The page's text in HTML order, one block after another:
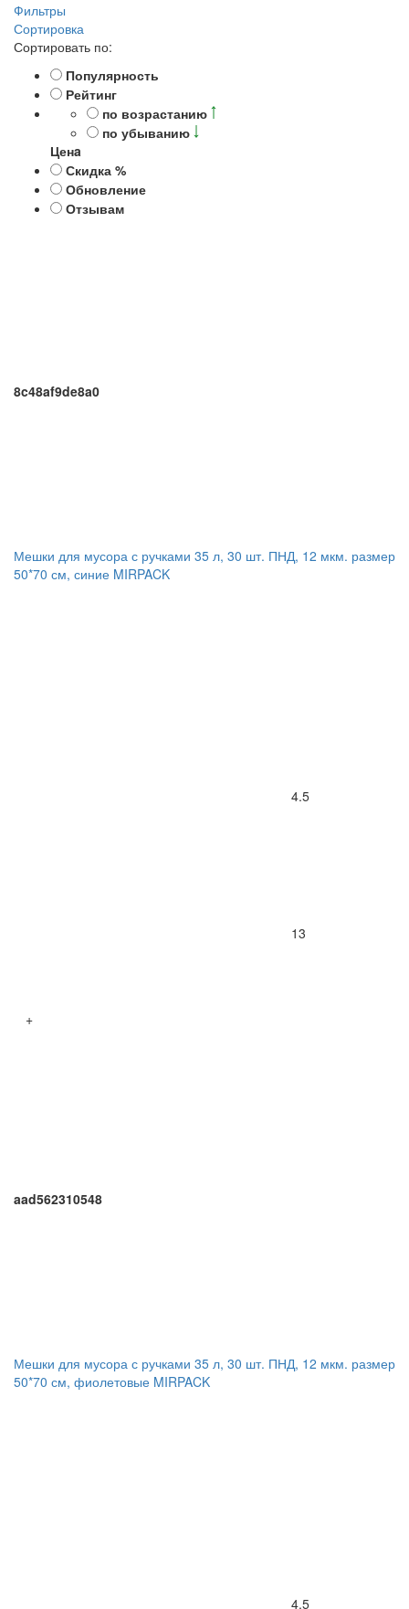
Фильтры
Сортировка
Сортировать по:
Популярность
Рейтинг
по возрастанию
по убыванию
Ценa
Скидка %
Обновление
Отзывам
8c48af9de8a0
Мешки для мусора с ручками 35 л, 30 шт. ПНД, 12 мкм. размер
50*70 см, синие MIRPACK
4.5
13
+
aad562310548
Мешки для мусора с ручками 35 л, 30 шт. ПНД, 12 мкм. размер
50*70 см, фиолетовые MIRPACK
4.5